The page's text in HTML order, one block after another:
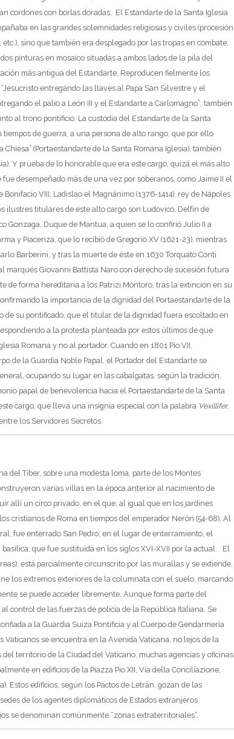
cordones con borlas doradas. El Estandarte de la Santa Iglesia
en las grandes solemnidades religiosas y civiles (procesión
sino que también era desplegado por las tropas en combate,
dos pinturas en mosaico situadas a ambos lados de la pila del
más antigua del Estandarte; Reproducen fielmente los
entregando las llaves al Papa San Silvestre y el
el palio a León III y el Estandarte a Carlomagno”; también
al trono pontificio. La custodia del Estandarte de la Santa
de guerra, a una persona de alto rango, que por ello
(Portaestandarte de la Santa Romana Iglesia), también
Y prueba de lo honorable que era este cargo, quizá el más alto
desempeñado más de una vez por soberanos, como Jaime II el
VIII; Ladislao el Magnánimo (1376-1414), rey de Nápoles
ilustres titulares de este alto cargo son Ludovico, Delfín de
Gonzaga, Duque de Mantua, a quien se lo confirió Julio II a
y Piacenza, que lo recibió de Gregorio XV (1621-23), mientras
Barberini, y tras la muerte de éste en 1630 Torquato Conti
marqués Giovanni Battista Naro con derecho de sucesión futura
de forma hereditaria a los Patrizi Montoro, tras la extinción en su
la importancia de la dignidad del Portaestandarte de la
de su pontificado, que el titular de la dignidad fuera escoltado en
a la protesta planteada por estos últimos de que
Romana y no al portador. Cuando en 1801 Pío VII,
de la Guardia Noble Papal, el Portador del Estandarte se
ocupando su lugar en las cabalgatas, según la tradición,
papal de benevolencia hacia el Portaestandarte de la Santa
cargo, que lleva una insignia especial con la palabra Vexillifer,
los Servidores Secretos.
del Tíber, sobre una modesta loma, parte de los Montes
varias villas en la época anterior al nacimiento de
allí un circo privado, en el que, al igual que en los jardines
cristianos de Roma en tiempos del emperador Nerón (54-68). Al
fue enterrado San Pedro; en el lugar de enterramiento, el
que fue sustituida en los siglos XVI-XVII por la actual.
El
está parcialmente circunscrito por las murallas y se extiende,
los extremos exteriores de la columnata con el suelo, marcando
se puede acceder libremente. Aunque forma parte del
control de las fuerzas de policía de la República Italiana. Se
a la Guardia Suiza Pontificia y al Cuerpo de Gendarmería
Vaticanos se encuentra en la Avenida Vaticana, no lejos de la
territorio de la Ciudad del Vaticano, muchas agencias y oficinas
en edificios de la Piazza Pio XII, Via della Conciliazione,
Estos edificios, según los Pactos de Letrán, gozan de las
de los agentes diplomáticos de Estados extranjeros
se denominan comúnmente “zonas extraterritoriales”.